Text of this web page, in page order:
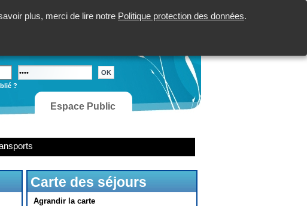
plus, merci de lire notre Politique protection des données.
?
Espace Public
Carte des séjours
Agrandir la carte